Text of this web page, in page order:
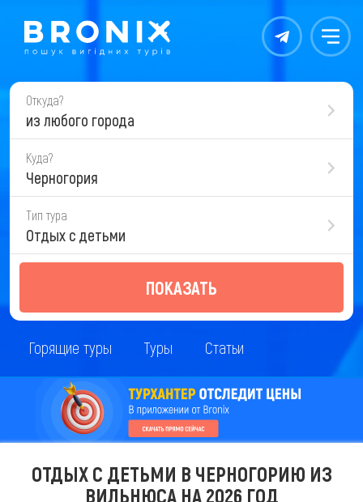
Контакты Меню
Откуда?
из любого города
Куда?
Черногория
Тип тура
Отдых с детьми
ПОКАЗАТЬ
Горящие туры Туры Статьи
ОТДЫХ С ДЕТЬМИ В ЧЕРНОГОРИЮ ИЗ
ВИЛЬНЮСА НА 2026 ГОД